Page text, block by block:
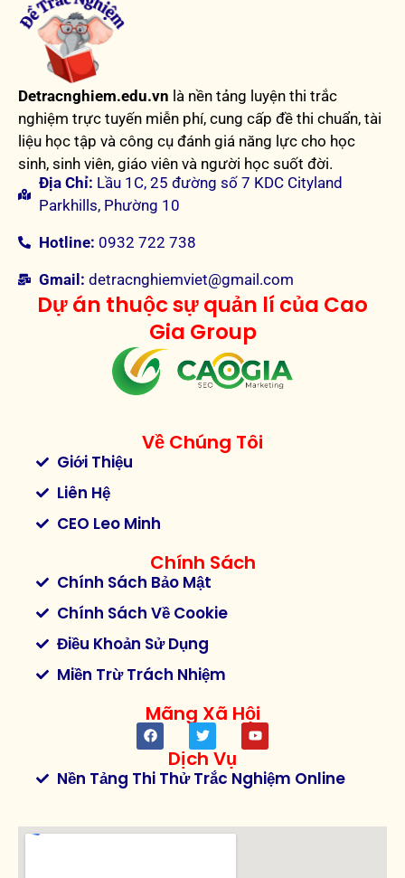
Detracnghiem.edu.vn là nền tảng luyện thi trắc
nghiệm trực tuyến miễn phí, cung cấp đề thi chuẩn, tài
liệu học tập và công cụ đánh giá năng lực cho học
sinh, sinh viên, giáo viên và người học suốt đời.
Địa Chỉ: Lầu 1C, 25 đường số 7 KDC Cityland
Parkhills, Phường 10
Hotline: 0932 722 738
Gmail: detracnghiemviet@gmail.com
Dự án thuộc sự quản lí của Cao
Gia Group
Về Chúng Tôi
Giới Thiệu
Liên Hệ
CEO Leo Minh
Chính Sách
Chính Sách Bảo Mật
Chính Sách Về Cookie
Điều Khoản Sử Dụng
Miền Trừ Trách Nhiệm
Mãng Xã Hội
Dịch Vụ
Nền Tảng Thi Thử Trắc Nghiệm Online